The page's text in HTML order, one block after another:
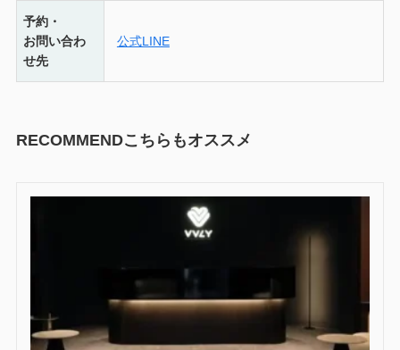
予約・
お問い合わ
せ先
公式LINE
RECOMMENDこちらもオススメ